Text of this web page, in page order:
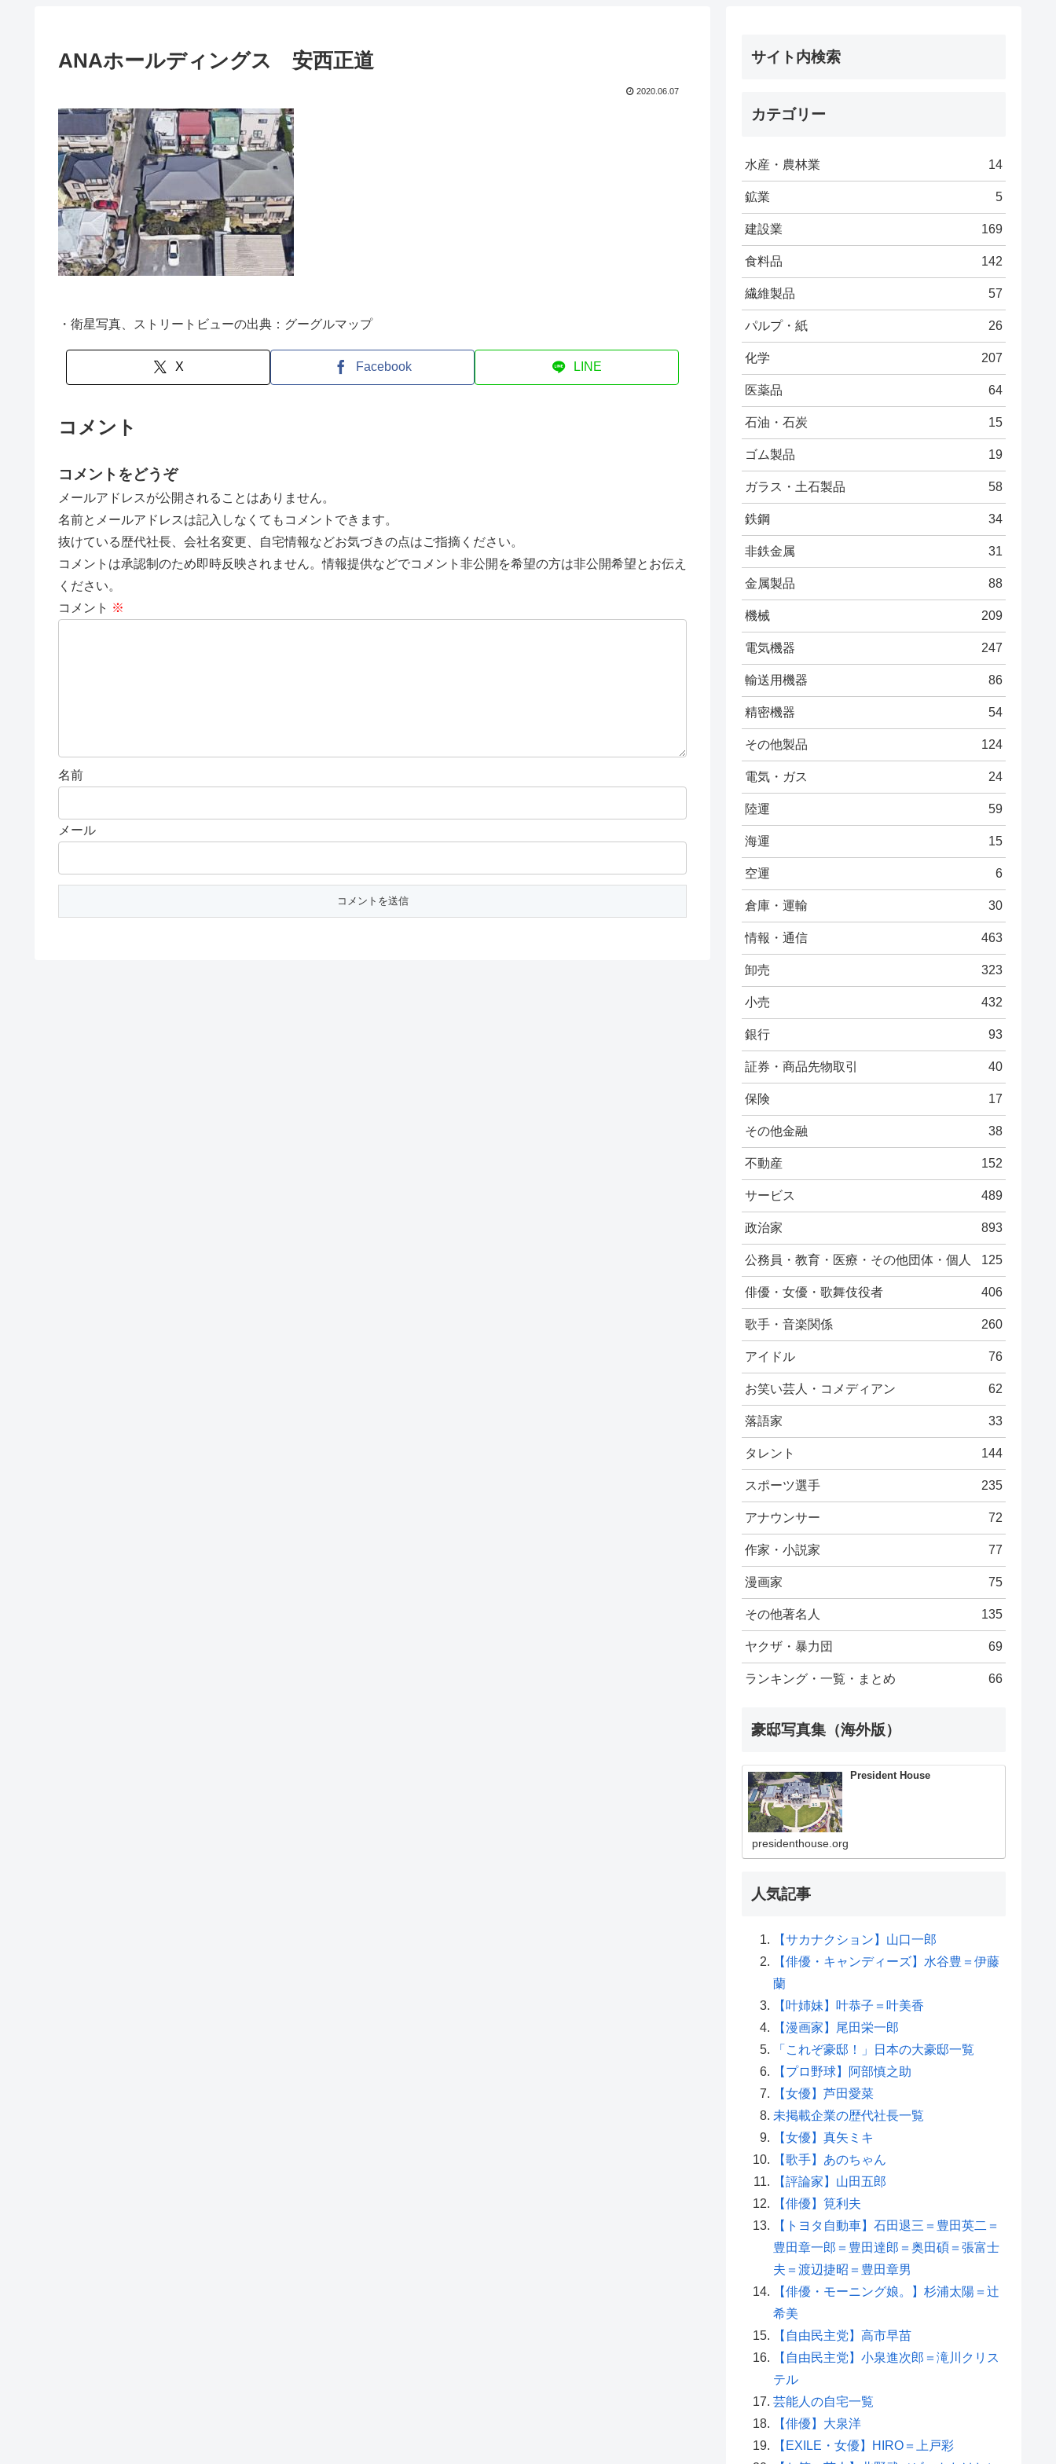
ANAホールディングス 安西正道
2020.06.07
・衛星写真、ストリートビューの出典：グーグルマップ
X Facebook LINE
コメント
コメントをどうぞ
メールアドレスが公開されることはありません。
名前とメールアドレスは記入しなくてもコメントできます。
抜けている歴代社長、会社名変更、自宅情報などお気づきの点はご指摘ください。
コメントは承認制のため即時反映されません。情報提供などでコメント非公開を希望の方は非公開希望とお伝え
ください。
コメント ※
名前
メール
サイト内検索
カテゴリー
水産・農林業 14
鉱業 5
建設業 169
食料品 142
繊維製品 57
パルプ・紙 26
化学 207
医薬品 64
石油・石炭 15
ゴム製品 19
ガラス・土石製品 58
鉄鋼 34
非鉄金属 31
金属製品 88
機械 209
電気機器 247
輸送用機器 86
精密機器 54
その他製品 124
電気・ガス 24
陸運 59
海運 15
空運 6
倉庫・運輸 30
情報・通信 463
卸売 323
小売 432
銀行 93
証券・商品先物取引 40
保険 17
その他金融 38
不動産 152
サービス 489
政治家 893
公務員・教育・医療・その他団体・個人 125
俳優・女優・歌舞伎役者 406
歌手・音楽関係 260
アイドル 76
お笑い芸人・コメディアン 62
落語家 33
タレント 144
スポーツ選手 235
アナウンサー 72
作家・小説家 77
漫画家 75
その他著名人 135
ヤクザ・暴力団 69
ランキング・一覧・まとめ 66
豪邸写真集（海外版）
President House
presidenthouse.org
人気記事
【サカナクション】山口一郎
【俳優・キャンディーズ】水谷豊＝伊藤
蘭
【叶姉妹】叶恭子＝叶美香
【漫画家】尾田栄一郎
「これぞ豪邸！」日本の大豪邸一覧
【プロ野球】阿部慎之助
【女優】芦田愛菜
未掲載企業の歴代社長一覧
【女優】真矢ミキ
【歌手】あのちゃん
【評論家】山田五郎
【俳優】筧利夫
【トヨタ自動車】石田退三＝豊田英二＝
豊田章一郎＝豊田達郎＝奥田碩＝張富士
夫＝渡辺捷昭＝豊田章男
【俳優・モーニング娘。】杉浦太陽＝辻
希美
【自由民主党】高市早苗
【自由民主党】小泉進次郎＝滝川クリス
テル
芸能人の自宅一覧
【俳優】大泉洋
【EXILE・女優】HIRO＝上戸彩